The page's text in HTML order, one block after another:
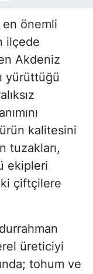
en önemli
ilçede
Akdeniz
yürüttüğü
kalitesini
tuzakları,
ekipleri
çiftçilere
üreticiyi
tohum ve